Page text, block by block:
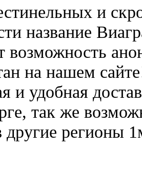
и
название
возможность
на нашем
и удобная
так же
другие регионы